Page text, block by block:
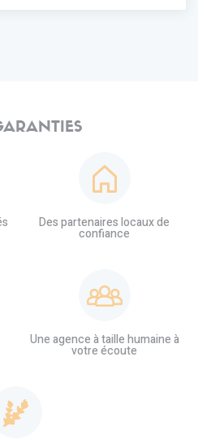
Des partenaires locaux de
confiance
Une agence à taille humaine à
votre écoute